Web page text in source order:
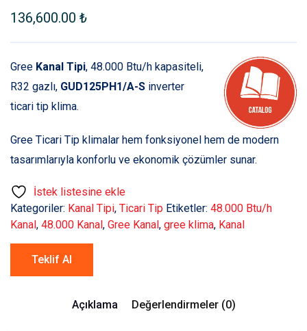
136,600.00 ₺
Gree Kanal Tipi, 48.000 Btu/h kapasiteli,
R32 gazlı, GUD125PH1/A-S inverter
ticari tip klima.
Gree Ticari Tip klimalar hem fonksiyonel hem de modern
tasarımlarıyla konforlu ve ekonomik çözümler sunar.
İstek listesine ekle
Kategoriler: Kanal Tipi, Ticari Tip Etiketler: 48.000 Btu/h
Kanal , 48.000 Kanal , Gree Kanal , gree klima, Kanal
Teklif Al
Açıklama Değerlendirmeler (0)